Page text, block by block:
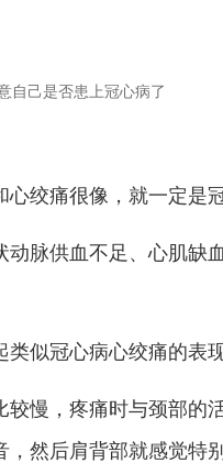
绞痛很像，就一定是
动脉供血不足、心肌缺
似冠心病心绞痛的表现
较慢，疼痛时与颈部的
，然后肩背部就感觉特